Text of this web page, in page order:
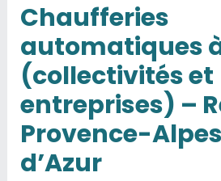
Chaufferies
automatiques
(collectivités et
entreprises) –
Provence-
d’Azur